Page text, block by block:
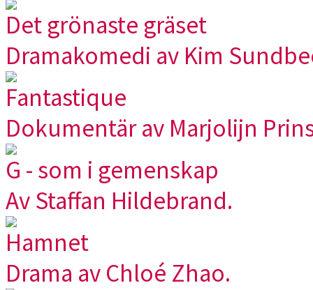
Det grönaste gräset
Dramakomedi av Kim
Fantastique
Dokumentär av Marjolijn
G - som i gemenskap
Av Staffan Hildebrand.
Hamnet
Drama av Chloé Zhao.